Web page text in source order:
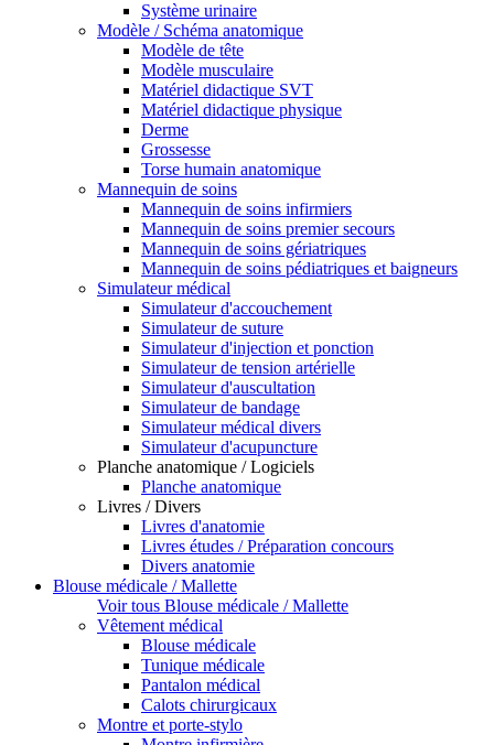
Système urinaire
Modèle / Schéma anatomique
Modèle de tête
Modèle musculaire
Matériel didactique SVT
Matériel didactique physique
Derme
Grossesse
Torse humain anatomique
Mannequin de soins
Mannequin de soins infirmiers
Mannequin de soins premier secours
Mannequin de soins gériatriques
Mannequin de soins pédiatriques et baigneurs
Simulateur médical
Simulateur d'accouchement
Simulateur de suture
Simulateur d'injection et ponction
Simulateur de tension artérielle
Simulateur d'auscultation
Simulateur de bandage
Simulateur médical divers
Simulateur d'acupuncture
Planche anatomique / Logiciels
Planche anatomique
Livres / Divers
Livres d'anatomie
Livres études / Préparation concours
Divers anatomie
Blouse médicale / Mallette
Voir tous Blouse médicale / Mallette
Vêtement médical
Blouse médicale
Tunique médicale
Pantalon médical
Calots chirurgicaux
Montre et porte-stylo